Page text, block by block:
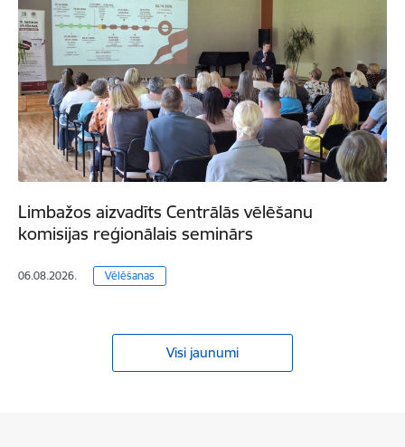
Limbažos aizvadīts Centrālās vēlēšanu
komisijas reģionālais seminārs
06.08.2026. Vēlēšanas
Visi jaunumi